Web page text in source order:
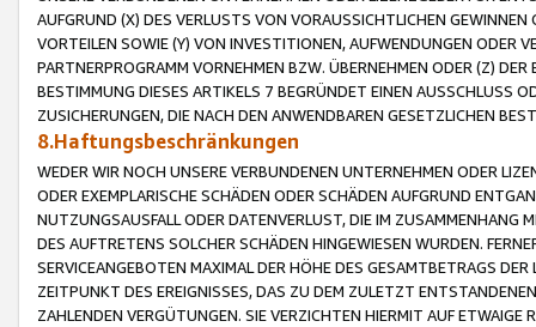
AUFGRUND (X) DES VERLUSTS VON VORAUSSICHTLICHEN
VORTEILEN SOWIE (Y) VON INVESTITIONEN, AUFWENDUNGEN ODER
PARTNERPROGRAMM VORNEHMEN BZW. ÜBERNEHMEN ODER (Z)
BESTIMMUNG DIESES ARTIKELS 7 BEGRÜNDET EINEN AUSSCHLUSS
ZUSICHERUNGEN, DIE NACH DEN ANWENDBAREN GESETZLICHEN
8.Haftungsbeschränkungen
WEDER WIR NOCH UNSERE VERBUNDENEN UNTERNEHMEN ODER
ODER EXEMPLARISCHE SCHÄDEN ODER SCHÄDEN AUFGRUND
NUTZUNGSAUSFALL ODER DATENVERLUST, DIE IM ZUSAMMENHANG
DES AUFTRETENS SOLCHER SCHÄDEN HINGEWIESEN WURDEN.
SERVICEANGEBOTEN MAXIMAL DER HÖHE DES GESAMTBETRAGS
ZEITPUNKT DES EREIGNISSES, DAS ZU DEM ZULETZT
ZAHLENDEN VERGÜTUNGEN. SIE VERZICHTEN HIERMIT AUF